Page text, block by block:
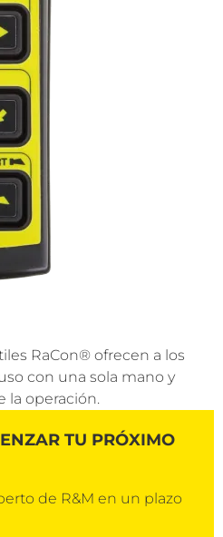
RaCon® ofrecen a los
con una sola mano y
la operación.
TU PRÓXIMO
de R&M en un plazo